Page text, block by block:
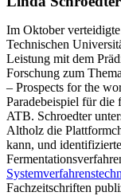
Im Oktober verteidigte
Technischen
Leistung mit dem
Forschung zum
– Prospects for the
Paradebeispiel für
ATB. Schroedter
Altholz die
kann, und
Fachzeitschriften